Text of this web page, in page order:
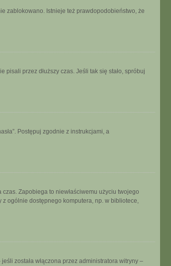
zablokowano. Istnieje też prawdopodobieństwo, że
przez dłuższy czas. Jeśli tak się stało, spróbuj
Postępuj zgodnie z instrukcjami, a
Zapobiega to niewłaściwemu użyciu twojego
z ogólnie dostępnego komputera, np. w bibliotece,
została włączona przez administratora witryny –